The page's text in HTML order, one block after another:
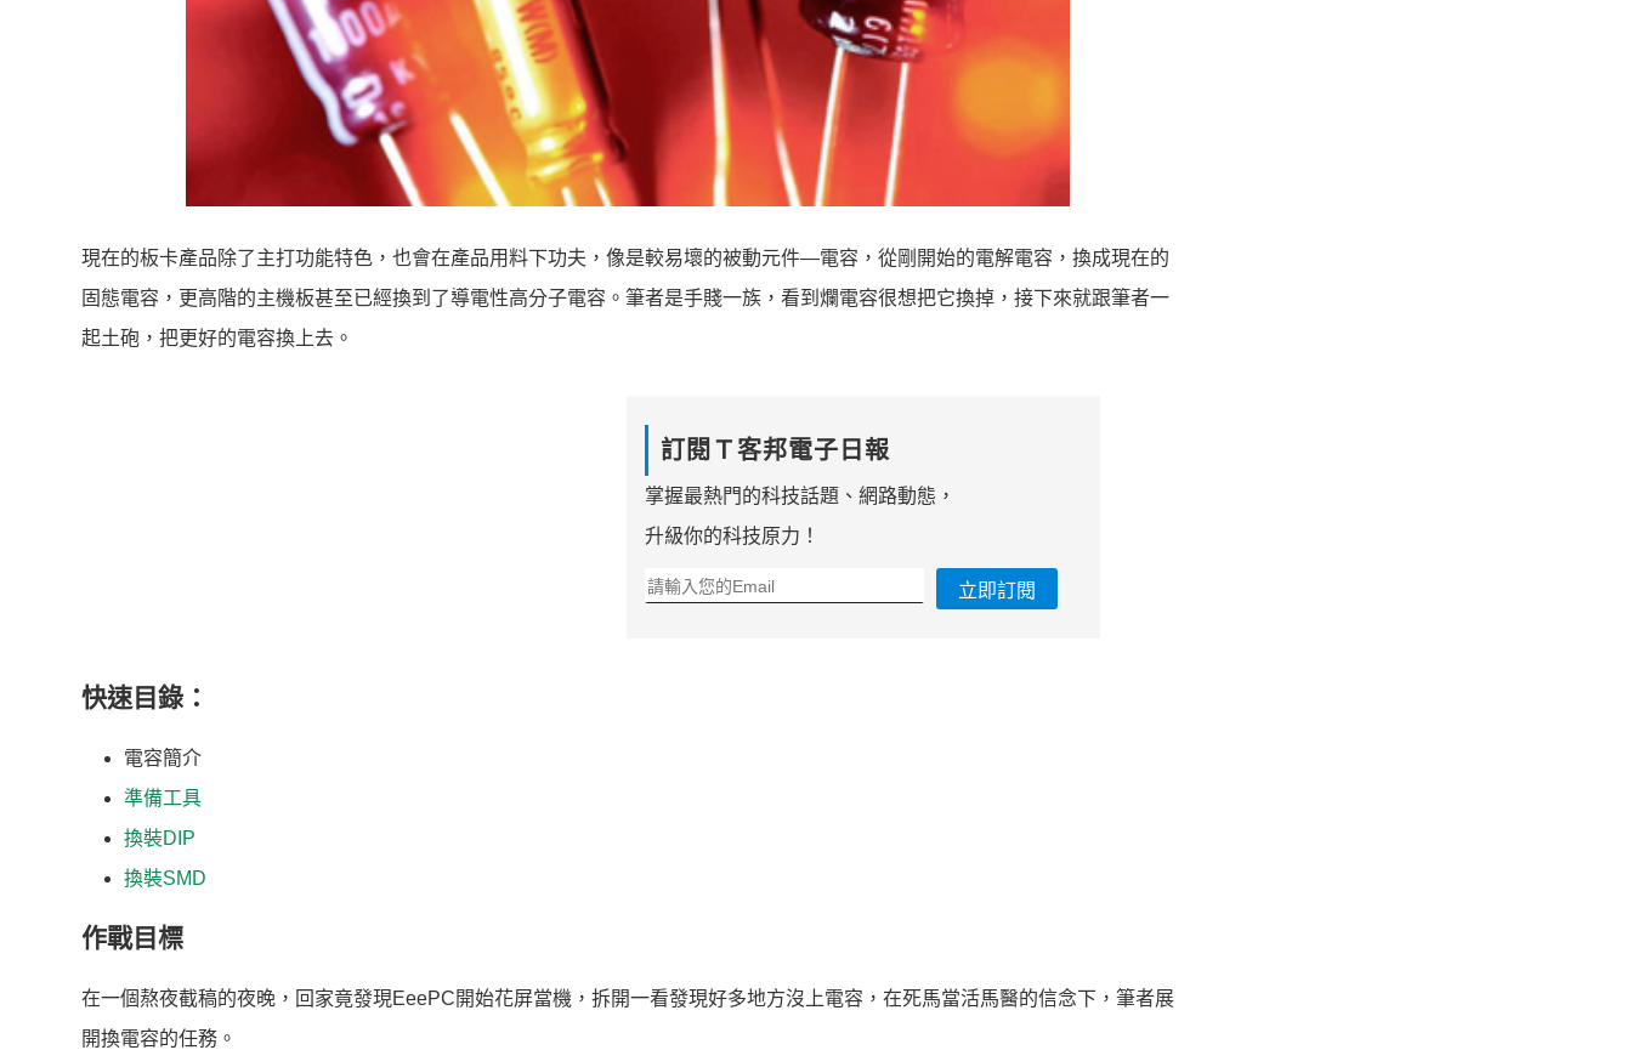
現在的板卡產品除了主打功能特色，也會在產品用料下功夫，像是較易壞的被動元件—電容，從剛開始的電解電容，換成現在的
固態電容，更高階的主機板甚至已經換到了導電性高分子電容。筆者是手賤一族，看到爛電容很想把它換掉，接下來就跟筆者一
起土砲，把更好的電容換上去。
訂閱Ｔ客邦電子日報
掌握最熱門的科技話題、網路動態，
升級你的科技原力！
立即訂閱
快速目錄：
電容簡介
準備工具
換裝DIP
換裝SMD
作戰目標
在一個熬夜截稿的夜晚，回家竟發現EeePC開始花屏當機，拆開一看發現好多地方沒上電容，在死馬當活馬醫的信念下，筆者展
開換電容的任務。